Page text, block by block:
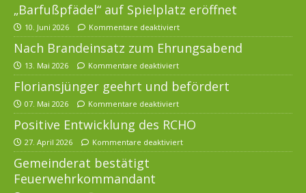
„Barfußpfädel“ auf Spielplatz eröffnet
10. Juni 2026 Kommentare deaktiviert
Nach Brandeinsatz zum Ehrungsabend
13. Mai 2026 Kommentare deaktiviert
Floriansjünger geehrt und befördert
07. Mai 2026 Kommentare deaktiviert
Positive Entwicklung des RCHO
27. April 2026 Kommentare deaktiviert
Gemeinderat bestätigt
Feuerwehrkommandant